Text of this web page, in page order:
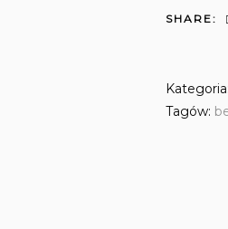
SHARE:
Kategoria:
Tagów: